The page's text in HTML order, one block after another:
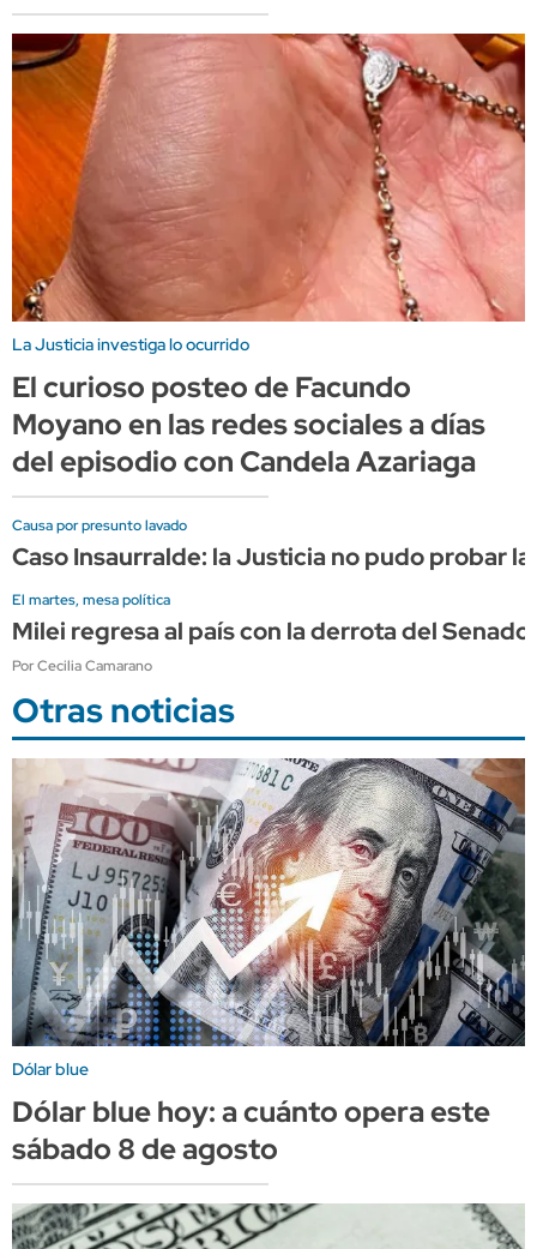
La Justicia investiga lo ocurrido
El curioso posteo de Facundo
Moyano en las redes sociales a días
del episodio con Candela Azariaga
Causa por presunto lavado
Caso Insaurralde: la Justicia no pudo probar
El martes, mesa política
Milei regresa al país con la derrota del
Por Cecilia Camarano
Otras noticias
Dólar blue
Dólar blue hoy: a cuánto opera este
sábado 8 de agosto